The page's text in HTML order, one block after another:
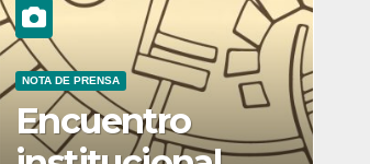
NOTA DE PRENSA
Encuentro